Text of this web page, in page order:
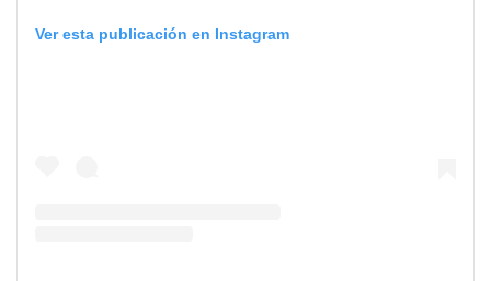
Ver esta publicación en Instagram